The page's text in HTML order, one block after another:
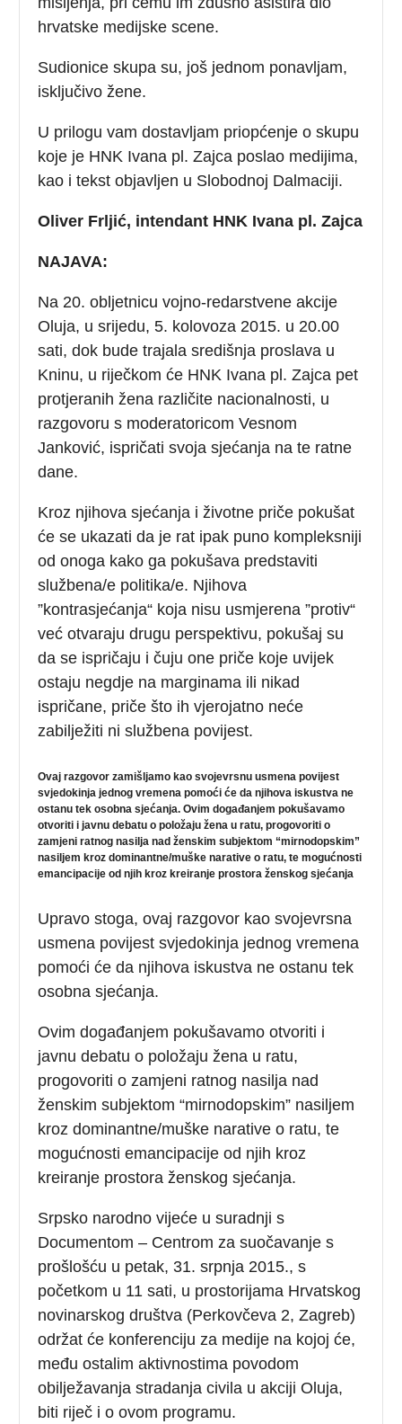
hrvatske medijske scene.
Sudionice skupa su, još jednom ponavljam,
isključivo žene.
U prilogu vam dostavljam priopćenje o skupu
koje je HNK Ivana pl. Zajca poslao medijima,
kao i tekst objavljen u Slobodnoj Dalmaciji.
Oliver Frljić, intendant HNK Ivana pl. Zajca
NAJAVA:
Na 20. obljetnicu vojno-redarstvene akcije
Oluja, u srijedu, 5. kolovoza 2015. u 20.00
sati, dok bude trajala središnja proslava u
Kninu, u riječkom će HNK Ivana pl. Zajca pet
protjeranih žena različite nacionalnosti, u
razgovoru s moderatoricom Vesnom
Janković, ispričati svoja sjećanja na te ratne
dane.
Kroz njihova sjećanja i životne priče pokušat
će se ukazati da je rat ipak puno kompleksniji
od onoga kako ga pokušava predstaviti
službena/e politika/e. Njihova
”kontrasjećanja“ koja nisu usmjerena ”protiv“
već otvaraju drugu perspektivu, pokušaj su
da se ispričaju i čuju one priče koje uvijek
ostaju negdje na marginama ili nikad
ispričane, priče što ih vjerojatno neće
zabilježiti ni službena povijest.
Ovaj razgovor zamišljamo kao svojevrsnu usmena povijest
svjedokinja jednog vremena pomoći će da njihova iskustva ne
ostanu tek osobna sjećanja. Ovim događanjem pokušavamo
otvoriti i javnu debatu o položaju žena u ratu, progovoriti o
zamjeni ratnog nasilja nad ženskim subjektom “mirnodopskim”
nasiljem kroz dominantne/muške narative o ratu, te mogućnosti
emancipacije od njih kroz kreiranje prostora ženskog sjećanja
Upravo stoga, ovaj razgovor kao svojevrsna
usmena povijest svjedokinja jednog vremena
pomoći će da njihova iskustva ne ostanu tek
osobna sjećanja.
Ovim događanjem pokušavamo otvoriti i
javnu debatu o položaju žena u ratu,
progovoriti o zamjeni ratnog nasilja nad
ženskim subjektom “mirnodopskim” nasiljem
kroz dominantne/muške narative o ratu, te
mogućnosti emancipacije od njih kroz
kreiranje prostora ženskog sjećanja.
Srpsko narodno vijeće u suradnji s
Documentom – Centrom za suočavanje s
prošlošću u petak, 31. srpnja 2015., s
početkom u 11 sati, u prostorijama Hrvatskog
novinarskog društva (Perkovčeva 2, Zagreb)
održat će konferenciju za medije na kojoj će,
među ostalim aktivnostima povodom
obilježavanja stradanja civila u akciji Oluja,
biti riječ i o ovom programu.